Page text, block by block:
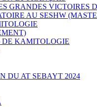
GRANDES VICTOIRES
AU SESHW
DE KAMITOLOGIE
DU AT SEBAYT 2024